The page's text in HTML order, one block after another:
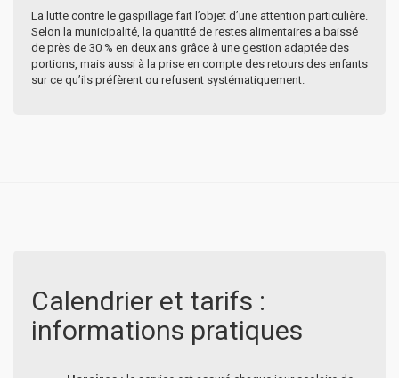
La lutte contre le gaspillage fait l’objet d’une attention particulière.
Selon la municipalité, la quantité de restes alimentaires a baissé
de près de 30 % en deux ans grâce à une gestion adaptée des
portions, mais aussi à la prise en compte des retours des enfants
sur ce qu’ils préfèrent ou refusent systématiquement.
Calendrier et tarifs :
informations pratiques